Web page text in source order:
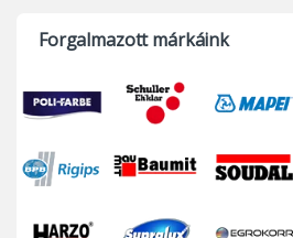
Forgalmazott márkáink